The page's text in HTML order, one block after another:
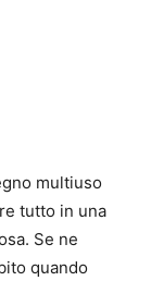
multiuso
tutto in una
Se ne
quando